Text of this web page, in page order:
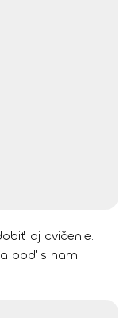
aj cvičenie.
poď s nami